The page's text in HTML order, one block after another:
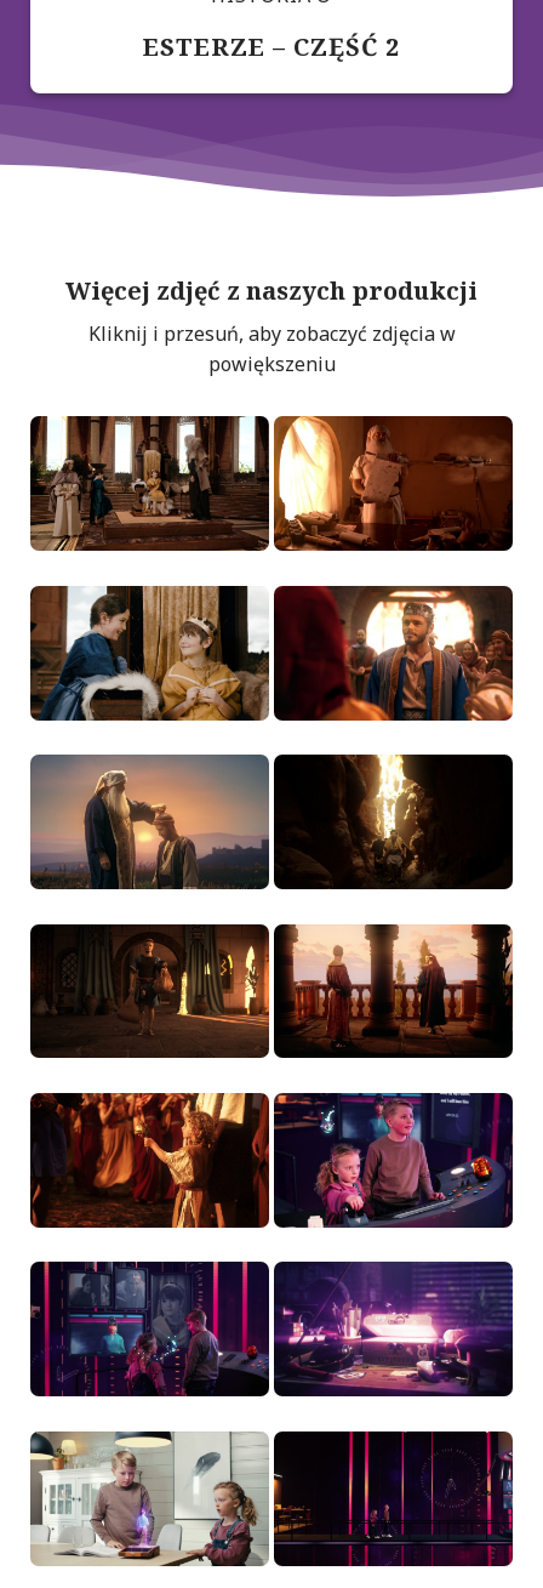
ESTERZE – CZĘŚĆ 2
Więcej zdjęć z naszych produkcji
Kliknij i przesuń, aby zobaczyć zdjęcia w
powiększeniu